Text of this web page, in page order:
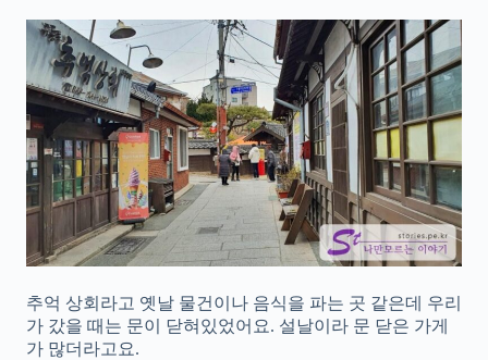
추억 상회라고 옛날 물건이나 음식을 파는 곳 같은데 우리
가 갔을 때는 문이 닫혀있었어요. 설날이라 문 닫은 가게
가 많더라고요.